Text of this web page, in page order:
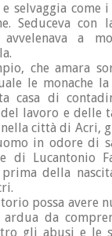
e selvaggia
Seduceva con
a
che amara
le monache la
casa di
lavoro e delle
città di Acri,
in odore di
di Lucantonio
della
possa avere
da
gli abusi e le